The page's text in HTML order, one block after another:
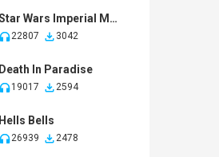
Star Wars Imperial March
22807 3042
Death In Paradise
19017 2594
Hells Bells
26939 2478